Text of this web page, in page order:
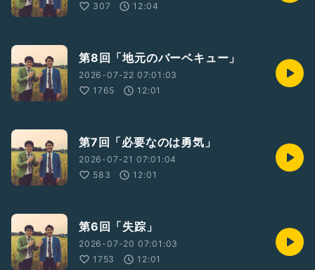
307
12:04
第8回「地元のバーベキュー」
2026-07-22 07:01:03
1765
12:01
第7回「必要なのは勇気」
2026-07-21 07:01:04
583
12:01
第6回「失踪」
2026-07-20 07:01:03
1753
12:01